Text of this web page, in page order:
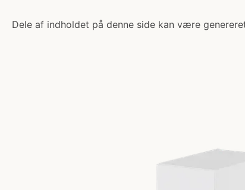
Dele af indholdet på denne side kan være